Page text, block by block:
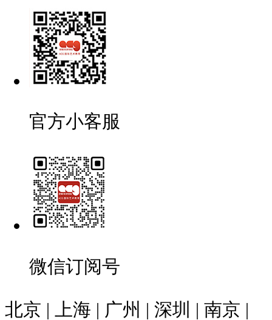
官方小客服
微信订阅号
北京 | 上海 | 广州 | 深圳 | 南京 |